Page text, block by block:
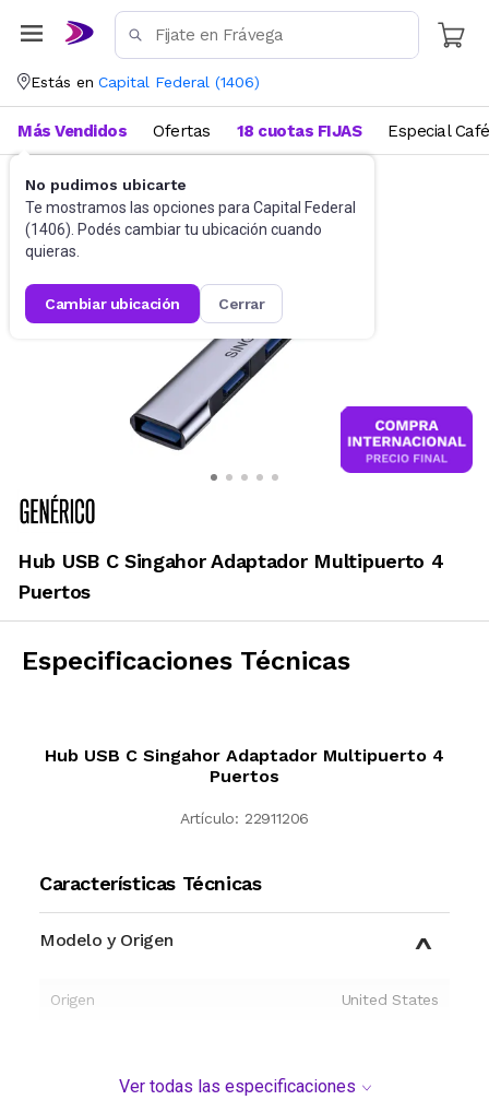
Estás en Capital Federal (1406)
No pudimos ubicarte
Te mostramos las opciones para Capital Federal
(1406). Podés cambiar tu ubicación cuando
quieras.
cambiar ubicación cerrar
Más Vendidos Ofertas 18 cuotas FIJAS Especial Café
Informática
Hub USB C Singahor Adaptador Multipuerto 4
Puertos
Especificaciones Técnicas
Hub USB C Singahor Adaptador Multipuerto 4
Puertos
Artículo: 22911206
Características Técnicas
Modelo y Origen
Origen United States
Ver todas las especificaciones